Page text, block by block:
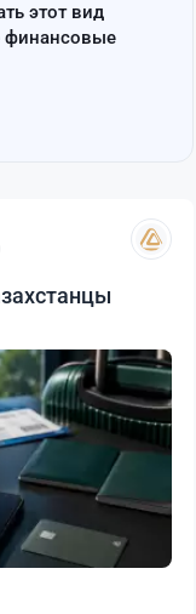
этот вид
финансовые